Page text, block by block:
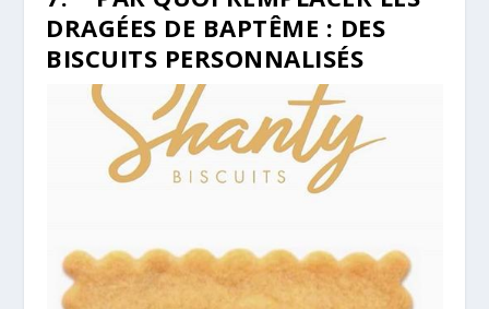
DRAGÉES DE BAPTÊME : DES
BISCUITS PERSONNALISÉS